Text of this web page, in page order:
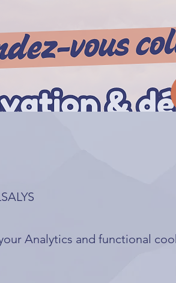
Analytics and functional